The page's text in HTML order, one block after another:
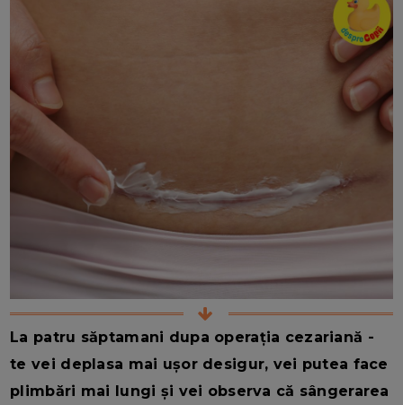
La patru săptamani dupa operația cezariană -
te vei deplasa mai ușor desigur, vei putea face
plimbări mai lungi și vei observa că sângerarea